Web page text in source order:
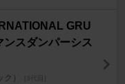
GRU
スダンパーシス
） [3代目]